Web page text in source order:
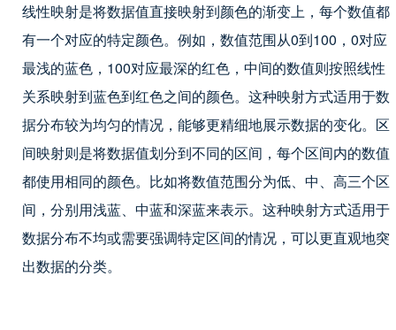
线性映射是将数据值直接映射到颜色的渐变上，每个数值都
有一个对应的特定颜色。例如，数值范围从0到100，0对应
最浅的蓝色，100对应最深的红色，中间的数值则按照线性
关系映射到蓝色到红色之间的颜色。这种映射方式适用于数
据分布较为均匀的情况，能够更精细地展示数据的变化。区
间映射则是将数据值划分到不同的区间，每个区间内的数值
都使用相同的颜色。比如将数值范围分为低、中、高三个区
间，分别用浅蓝、中蓝和深蓝来表示。这种映射方式适用于
数据分布不均或需要强调特定区间的情况，可以更直观地突
出数据的分类。